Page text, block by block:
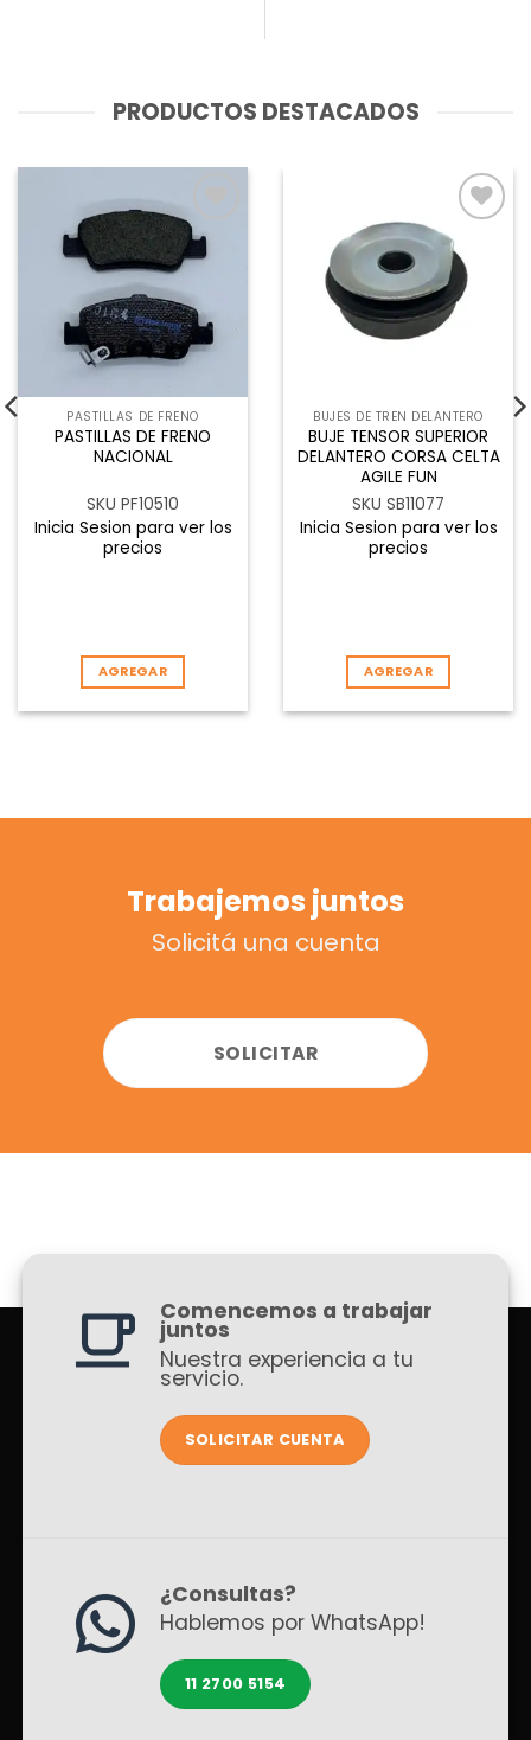
PRODUCTOS DESTACADOS
Añadir
a la
deseos
PASTILLAS DE FRENO
PASTILLAS DE FRENO
NACIONAL
SKU PF10510
Inicia Sesion para ver los
precios
AGREGAR
Añadir
a la
lista de
deseos
BUJES DE TREN DELANTERO
BUJE TENSOR SUPERIOR
DELANTERO CORSA CELTA
AGILE FUN
SKU SB11077
Inicia Sesion para ver los
precios
AGREGAR
Trabajemos juntos
Solicitá una cuenta
SOLICITAR
Comencemos a trabajar
juntos
Nuestra experiencia a tu
servicio.
SOLICITAR CUENTA
¿Consultas?
Hablemos por WhatsApp!
11 2700 5154